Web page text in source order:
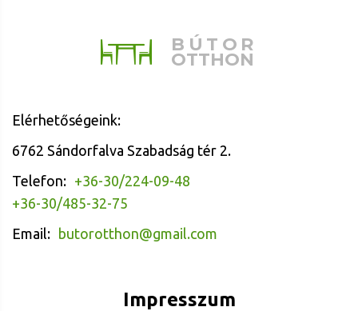
BÚTOR
OTTHON
Elérhetőségeink:
6762 Sándorfalva Szabadság tér 2.
Telefon: +36-30/224-09-48
+36-30/485-32-75
Email: butorotthon@gmail.com
Impresszum